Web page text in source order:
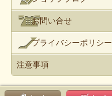
お問い合せ
プライバシーポリシー
注意事項